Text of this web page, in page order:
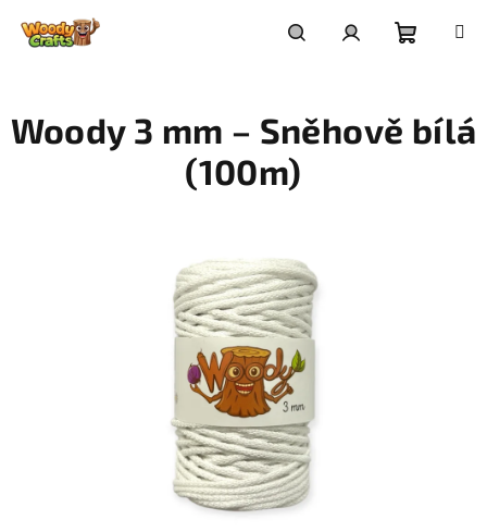
košík
Woody 3 mm – Sněhově bílá
(100m)